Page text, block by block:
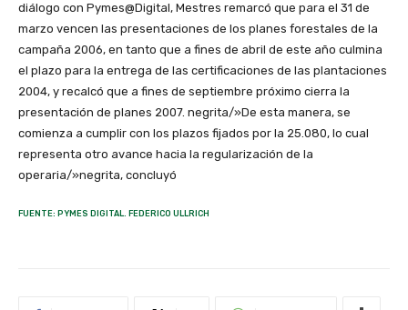
diálogo con Pymes@Digital, Mestres remarcó que para el 31 de
marzo vencen las presentaciones de los planes forestales de la
campaña 2006, en tanto que a fines de abril de este año culmina
el plazo para la entrega de las certificaciones de las plantaciones
2004, y recalcó que a fines de septiembre próximo cierra la
presentación de planes 2007. negrita/»De esta manera, se
comienza a cumplir con los plazos fijados por la 25.080, lo cual
representa otro avance hacia la regularización de la
operaria/»negrita, concluyó
FUENTE: PYMES DIGITAL. FEDERICO ULLRICH